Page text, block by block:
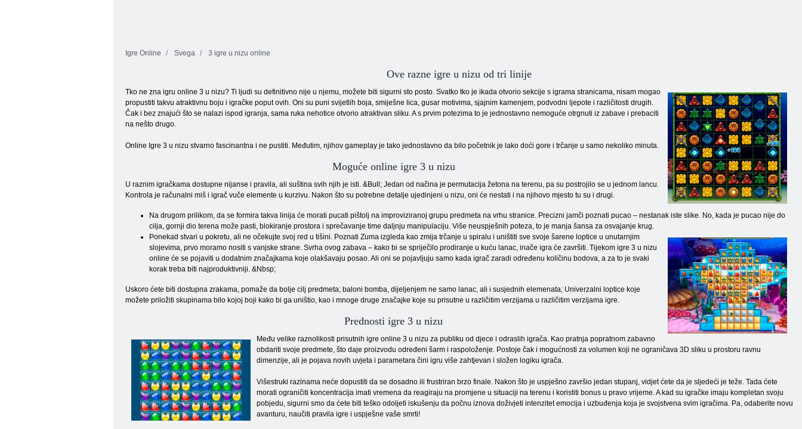
Igre Online Svega 3 igre u nizu online
Ove razne igre u nizu od tri linije
Tko ne zna igru ​​online 3 u nizu? Ti ljudi su definitivno nije u njemu, možete biti sigurni sto posto. Svatko tko je ikada otvorio sekcije s igrama stranicama, nisam mogao
propustiti takvu atraktivnu boju i igračke poput ovih. Oni su puni svijetlih boja, smiješne lica, gusar motivima, sjajnim kamenjem, podvodni ljepote i različitosti drugih.
Čak i bez znajući što se nalazi ispod igranja, sama ruka nehotice otvorio atraktivan sliku. A s prvim potezima to je jednostavno nemoguće otrgnuti iz zabave i prebaciti
na nešto drugo.
Online Igre 3 u nizu stvarno fascinantna i ne pustiti. Međutim, njihov gameplay je tako jednostavno da bilo početnik je lako doći gore i trčanje u samo nekoliko minuta.
Moguće online igre 3 u nizu
U raznim igračkama dostupne nijanse i pravila, ali suština svih njih je isti. &Bull; Jedan od načina je permutacija žetona na terenu, pa su postrojilo se u jednom lancu.
Kontrola je računalni miš i igrač vuče elemente u kurzivu. Nakon što su potrebne detalje ujedinjeni u nizu, oni će nestati i na njihovo mjesto tu su i drugi.
Na drugom prilikom, da se formira takva linija će morati pucati pištolj na improviziranoj grupu predmeta na vrhu stranice. Precizni jamči poznati pucao – nestanak iste slike. No, kada je pucao nije do
cilja, gornji dio terena može pasti, blokiranje prostora i sprečavanje time daljnju manipulaciju. Više neuspješnih poteza, to je manja šansa za osvajanje krug.
Ponekad stvari u pokretu, ali ne očekujte svoj red u tišini. Poznati Zuma izgleda kao zmija trčanje u spiralu i uništiti sve svoje šarene loptice u unutarnjim
slojevima, prvo moramo nositi s vanjske strane. Svrha ovog zabava – kako bi se spriječilo prodiranje u kuću lanac, inače igra će završiti. Tijekom igre 3 u nizu
online će se pojaviti u dodatnim značajkama koje olakšavaju posao. Ali oni se pojavljuju samo kada igrač zaradi određenu količinu bodova, a za to je svaki
korak treba biti najproduktivniji. &Nbsp;
Uskoro ćete biti dostupna zrakama, pomaže da bolje cilj predmeta; baloni bomba, dijeljenjem ne samo lanac, ali i susjednih elemenata; Univerzalni loptice koje
možete priložiti skupinama bilo kojoj boji kako bi ga uništio, kao i mnoge druge značajke koje su prisutne u različitim verzijama u različitim verzijama igre.
Prednosti igre 3 u nizu
Među velike raznolikosti prisutnih igre online 3 u nizu za publiku od djece i odraslih igrača. Kao pratnja popratnom zabavno
obdariti svoje predmete, što daje proizvodu određeni šarm i raspoloženje. Postoje čak i mogućnosti za volumen koji ne ograničava 3D sliku u prostoru ravnu
dimenzije, ali je pojava novih uvjeta i parametara čini igru ​​više zahtjevan i složen logiku igrača.
Višestruki razinama neće dopustiti da se dosadno ili frustriran brzo finale. Nakon što je uspješno završio jedan stupanj, vidjet ćete da je sljedeći je teže. Tada ćete
morati ograničiti koncentracija imati vremena da reagiraju na promjene u situaciji na terenu i koristiti bonus u pravo vrijeme. A kad su igračke imaju kompletan svoju
pobjedu, sigurni smo da ćete biti teško odoljeti iskušenju da počnu iznova doživjeti intenzitet emocija i uzbuđenja koja je svojstvena svim igračima. Pa, odaberite novu
avanturu, naučiti pravila igre i uspješne vaše smrti!